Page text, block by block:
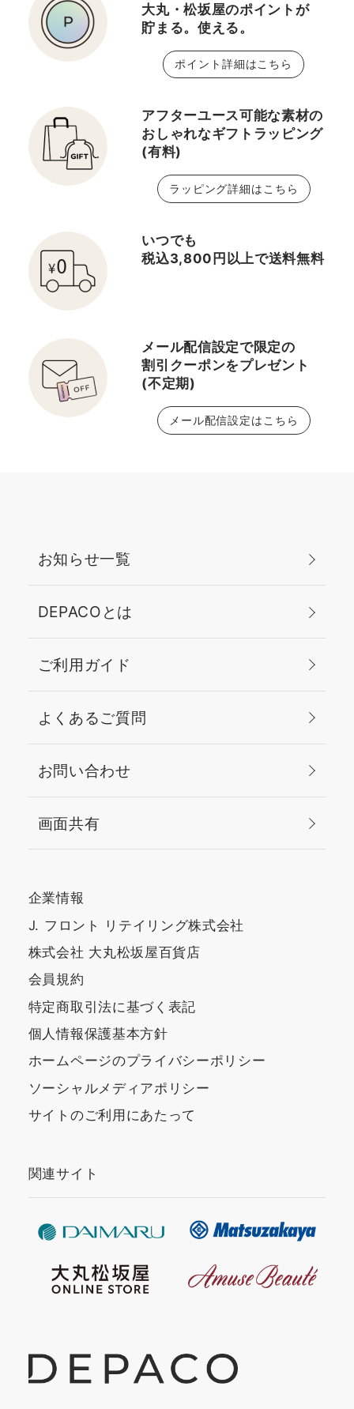
大丸・松坂屋のポイントが
貯まる。使える。
ポイント詳細はこちら
アフターユース可能な素材の
おしゃれなギフトラッピング
(有料)
ラッピング詳細はこちら
いつでも
税込3,800円以上で送料無料
メール配信設定で限定の
割引クーポンをプレゼント
(不定期)
メール配信設定はこちら
お知らせ一覧
DEPACOとは
ご利用ガイド
よくあるご質問
お問い合わせ
画面共有
企業情報
J. フロント リテイリング株式会社
株式会社 大丸松坂屋百貨店
会員規約
特定商取引法に基づく表記
個人情報保護基本方針
ホームページのプライバシーポリシー
ソーシャルメディアポリシー
サイトのご利用にあたって
関連サイト